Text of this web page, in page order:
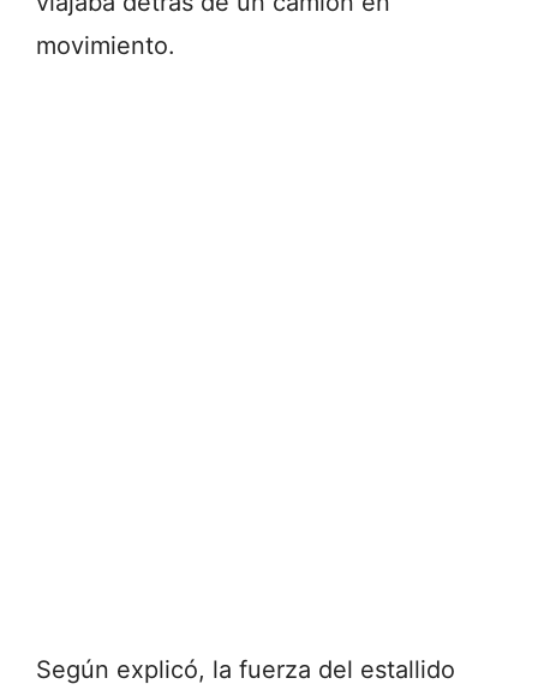
movimiento.
Según explicó, la fuerza del estallido